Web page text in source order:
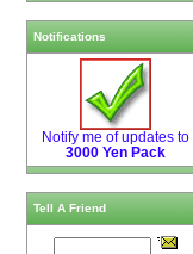
Notifications
Notify me of updates to
3000 Yen Pack
Tell A Friend